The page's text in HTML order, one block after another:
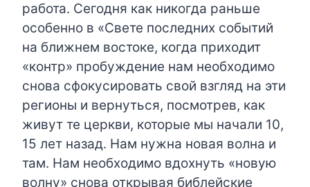
работа. Сегодня как никогда раньше
особенно в «Свете последних событий
на ближнем востоке, когда приходит
«контр» пробуждение нам необходимо
снова сфокусировать свой взгляд на эти
регионы и вернуться, посмотрев, как
живут те церкви, которые мы начали 10,
15 лет назад. Нам нужна новая волна и
там. Нам необходимо вдохнуть «новую
волну» снова открывая библейские